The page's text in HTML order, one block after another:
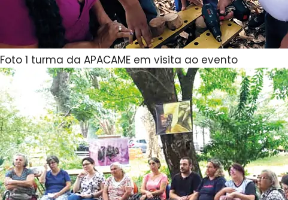
Foto 1 turma da APACAME em visita ao evento